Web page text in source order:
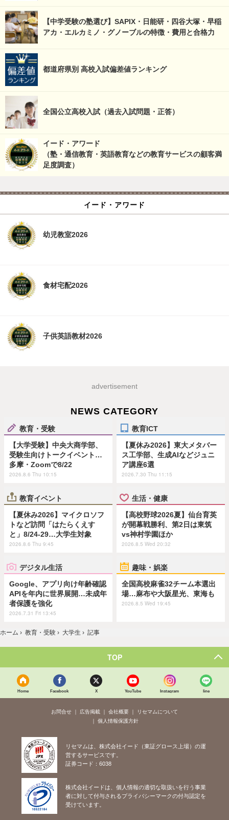
【中学受験の塾選び】SAPIX・日能研・四谷大塚・早稲
アカ・エルカミノ・グノーブルの特徴・費用と合格力
都道府県別 高校入試偏差値ランキング
全国公立高校入試（過去入試問題・正答）
イード・アワード
（塾・通信教育・英語教育などの教育サービスの顧客満
足度調査）
イード・アワード
幼児教室2026
食材宅配2026
子供英語教材2026
advertisement
NEWS CATEGORY
教育・受験
【大学受験】中央大商学部、
受験生向けトークイベント…
多摩・Zoomで8/22
2026.8.6 Thu 10:15
教育ICT
【夏休み2026】東大メタバー
ス工学部、生成AIなどジュニ
ア講座6選
2026.7.30 Thu 11:15
教育イベント
【夏休み2026】マイクロソフ
トなど訪問「はたらくえす
と」8/24-29…大学生対象
2026.8.6 Thu 9:45
生活・健康
【高校野球2026夏】仙台育英
が開幕戦勝利、第2日は東筑
vs神村学園ほか
2026.8.5 Wed 20:32
デジタル生活
Google、アプリ向け年齢確認
APIを年内に世界展開…未成年
者保護を強化
2026.7.31 Fri 13:45
趣味・娯楽
全国高校麻雀32チーム本選出
場…麻布や大阪星光、東海も
2026.8.5 Wed 19:45
ホーム › 教育・受験 › 大学生 › 記事
TOP
Home Facebook X YouTube Instagram line
お問合せ 広告掲載 会社概要
リセマムについて
個人情報保護方針
リセマムは、株式会社イード（東証グロース上場）の運
営するサービスです。
証券コード：6038
株式会社イードは、個人情報の適切な取扱いを行う事業
者に対して付与されるプライバシーマークの付与認定を
受けています。